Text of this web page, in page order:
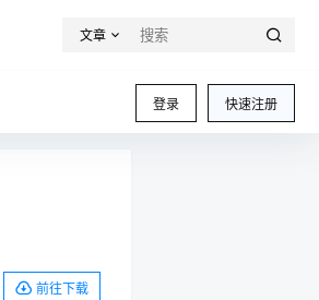
文章
登录 快速注册
前往下载